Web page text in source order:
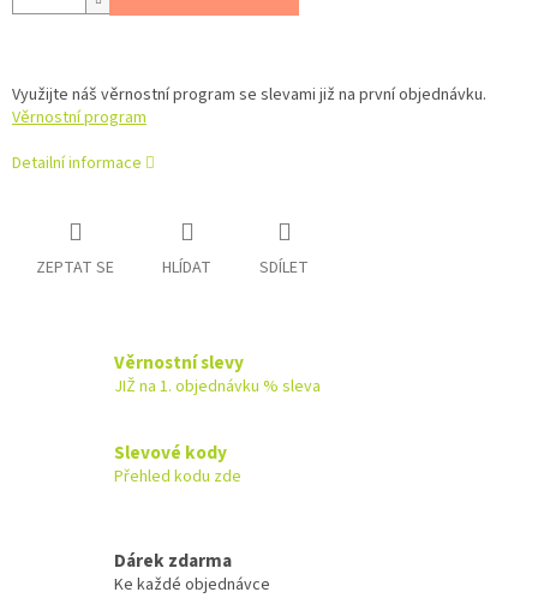
Využijte náš věrnostní program se slevami již na první objednávku.
Věrnostní program
Detailní informace
ZEPTAT SE HLÍDAT SDÍLET
Věrnostní slevy
JIŽ na 1. objednávku % sleva
Slevové kody
Přehled kodu zde
Dárek zdarma
Ke každé objednávce